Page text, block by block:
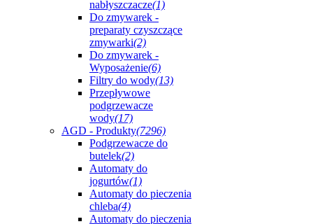
nabłyszczacze(1)
Do zmywarek -
preparaty czyszczące
zmywarki(2)
Do zmywarek -
Wyposażenie(6)
Filtry do wody(13)
Przepływowe
podgrzewacze
wody(17)
AGD - Produkty(7296)
Podgrzewacze do
butelek(2)
Automaty do
jogurtów(1)
Automaty do pieczenia
chleba(4)
Automaty do pieczenia